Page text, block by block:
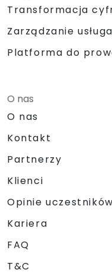
Transformacja
Zarządzanie
Platforma do
O nas
O nas
Kontakt
Partnerzy
Klienci
Opinie uczestników
Kariera
FAQ
T&C